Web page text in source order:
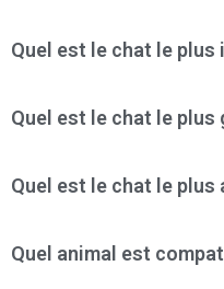
Quel est le chat le plus
Quel est le chat le plus
Quel est le chat le plus
Quel animal est